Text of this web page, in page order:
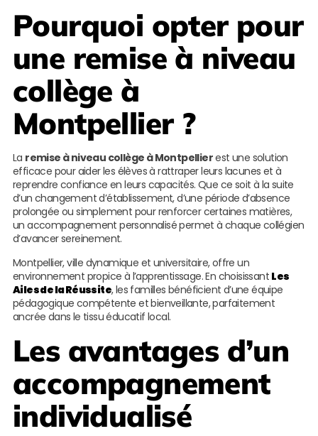
Pourquoi opter pour
une remise à niveau
collège à
Montpellier ?
La remise à niveau collège à Montpellierest une solution
efficace pour aider les élèves à rattraper leurs lacunes et à
reprendre confiance en leurs capacités. Que ce soit à la suite
d’un changement d’établissement, d’une période d’absence
prolongée ou simplement pour renforcer certaines matières,
un accompagnement personnalisé permet à chaque collégien
d’avancer sereinement.
Montpellier, ville dynamique et universitaire, offre un
environnement propice à l’apprentissage. En choisissant Les
Ailes de la Réussite, les familles bénéficient d’une équipe
pédagogique compétente et bienveillante, parfaitement
ancrée dans le tissu éducatif local.
Les avantages d’un
accompagnement
individualisé